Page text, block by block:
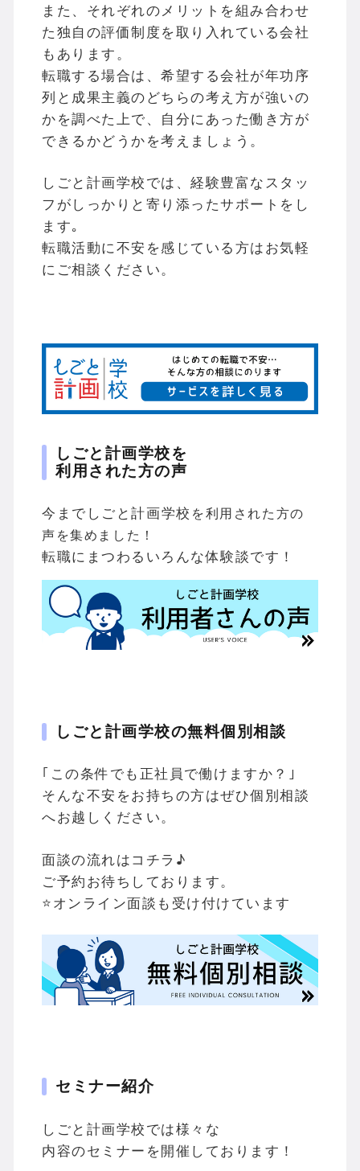
また、それぞれのメリットを組み合わせ
た独自の評価制度を取り入れている会社
もあります。
転職する場合は、希望する会社が年功序
列と成果主義のどちらの考え方が強いの
かを調べた上で、自分にあった働き方が
できるかどうかを考えましょう。
しごと計画学校では、経験豊富なスタッ
フがしっかりと寄り添ったサポートをし
ます｡
転職活動に不安を感じている方はお気軽
にご相談ください。
しごと計画学校を
利用された方の声
今までしご と計画学校 を利用された方の
声を集めました！
転職にまつわるいろんな体験談です！
しごと計画学校の無料個別相談
｢この条件でも正社員で働けますか？｣
そんな不安をお持ちの方はぜひ個別相談
へお越しください。
面談の流れはコチラ♪
ご予約お待ちしております。
⭐オンライン面談も受け付けています
セミナー紹介
しごと計画学校では様々な
内容のセミナーを開催しております！